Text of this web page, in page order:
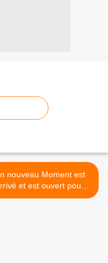
nouveau Moment est
et est ouvert pour
sur Very Good